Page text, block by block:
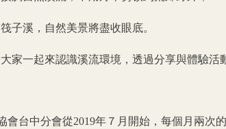
子溪，自然美景將盡收眼底。
家一起來認識溪流環境，透過分享與體驗活
會台中分會從2019年７月開始，每個月兩次